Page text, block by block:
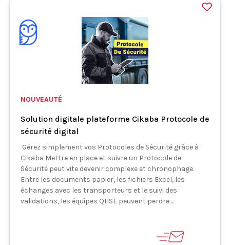
NOUVEAUTÉ
Solution digitale plateforme Cikaba Protocole de
sécurité digital
Gérez simplement vos Protocoles de Sécurité grâce à
Cikaba Mettre en place et suivre un Protocole de
Sécurité peut vite devenir complexe et chronophage.
Entre les documents papier, les fichiers Excel, les
échanges avec les transporteurs et le suivi des
validations, les équipes QHSE peuvent perdre ...